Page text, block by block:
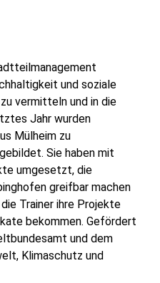
und soziale
vermitteln und in die
Jahr wurden
Mülheim zu
Sie haben mit
umgesetzt, die
greifbar machen
Trainer ihre Projekte
bekommen. Gefördert
und dem
Klimaschutz und